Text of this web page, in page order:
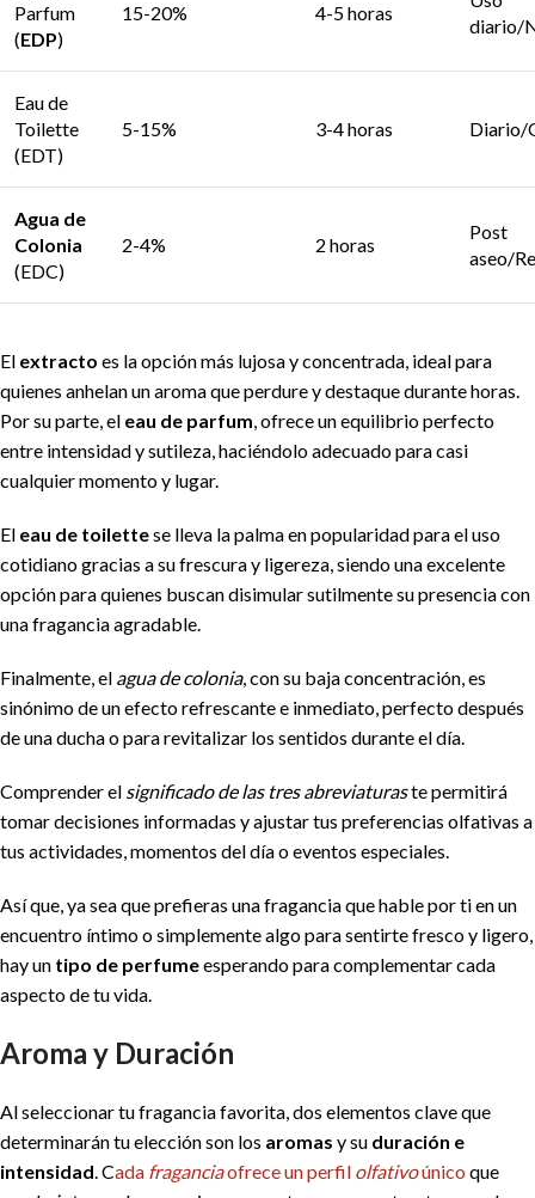
Parfum
(EDP)
15-20% 4-5 horas
diario/
Eau de
Toilette
(EDT)
5-15% 3-4 horas Diario/
Agua de
Colonia
(EDC)
2-4% 2 horas
Post
aseo/
El extracto es la opción más lujosa y concentrada, ideal para
quienes anhelan un aroma que perdure y destaque durante horas.
Por su parte, el eau de parfum , ofrece un equilibrio perfecto
entre intensidad y sutileza, haciéndolo adecuado para casi
cualquier momento y lugar.
El eau de toilettese lleva la palma en popularidad para el uso
cotidiano gracias a su frescura y ligereza, siendo una excelente
opción para quienes buscan disimular sutilmente su presencia con
una fragancia agradable.
Finalmente, el agua de colonia, con su baja concentración, es
sinónimo de un efecto refrescante e inmediato, perfecto después
de una ducha o para revitalizar los sentidos durante el día.
Comprender el significado de las tres abreviaturaste permitirá
tomar decisiones informadas y ajustar tus preferencias olfativas a
tus actividades, momentos del día o eventos especiales.
Así que, ya sea que prefieras una fragancia que hable por ti en un
encuentro íntimo o simplemente algo para sentirte fresco y ligero,
hay un tipo de perfumeesperando para complementar cada
aspecto de tu vida.
Aroma y Duración
Al seleccionar tu fragancia favorita, dos elementos clave que
determinarán tu elección son los aromas y su duración e
intensidad . Cada fraganciaofrece un perfil olfativoúnico que